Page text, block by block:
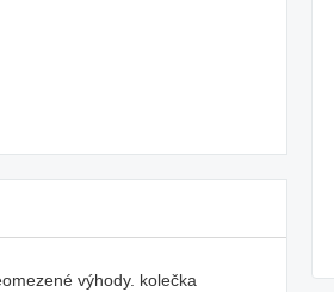
výhody. kolečka